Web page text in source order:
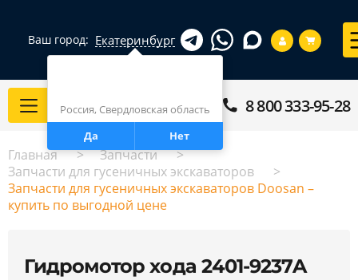
Ваш город: Екатеринбург
Россия, Свердловская область
Да
Нет
Каталог 8 800 333-95-28
Главная
Запчасти
Запчасти для гусеничных экскаваторов
Запчасти для гусеничных экскаваторов Doosan –
купить по выгодной цене
Гидромотор хода 2401-9237A